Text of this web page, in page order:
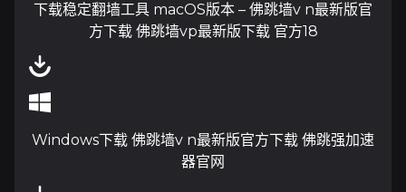
下载稳定翻墙工具 macOS版本 – 佛跳墙v n最新版官
方下载 佛跳墙vp最新版下载 官方18
Windows下载 佛跳墙v n最新版官方下载 佛跳强加速
器官网